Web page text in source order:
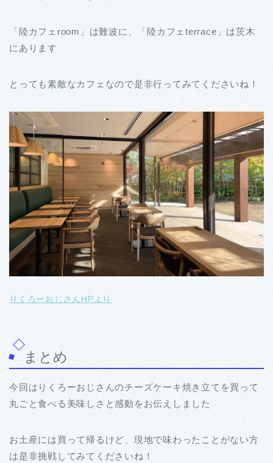
「陸カフェroom」は難波に、「陸カフェterrace」は茨木
にあります
とっても素敵なカフェなので是非行ってみてくださいね！
りくろーおじさんHPより
まとめ
今回はりくろーおじさんのチーズケーキ焼き立てを買って
丸ごと食べる美味しさと感動をお伝えしました
お土産には買って帰るけど、現地で味わったことがない方
は是非挑戦してみてくださいね！